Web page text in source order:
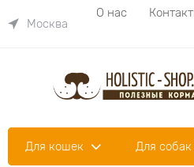
Москва
О нас
Для кошек Для собак